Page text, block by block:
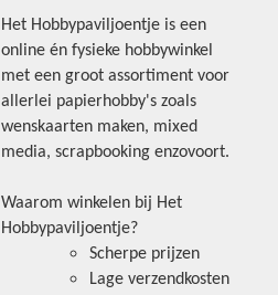
Het Hobbypaviljoentje is een
online én fysieke hobbywinkel
met een groot assortiment voor
allerlei papierhobby's zoals
wenskaarten maken, mixed
media, scrapbooking enzovoort.
Waarom winkelen bij Het
Hobbypaviljoentje?
Scherpe prijzen
Lage verzendkosten